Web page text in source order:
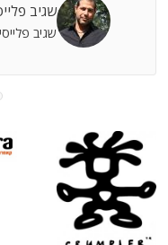
שגיב
שגיב